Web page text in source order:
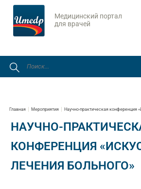
Медицинский портал
для врачей
Главная Мероприятия Научно-практическая конференция
НАУЧНО-
КОНФЕРЕНЦИЯ
ЛЕЧЕНИЯ БОЛЬНОГО»